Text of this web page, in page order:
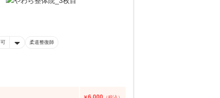
柔道整復師